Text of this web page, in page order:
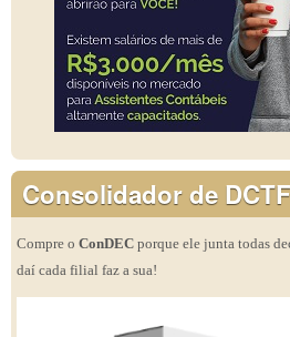
Consolidador de DCTF
Compre o ConDEC porque ele junta todas
daí cada filial faz a sua!